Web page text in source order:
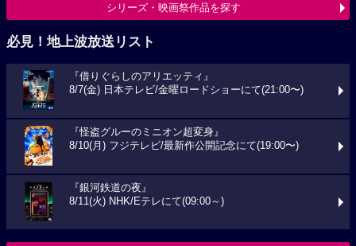
シリーズ・映画祭作品を探す
必見！地上波放送リスト
『借りぐらしのアリエッティ』
8/7(金) 日本テレビ/金曜ロードショーにて(21:00〜)
『怪盗グルーのミニオン超変身』
8/10(月) フジテレビ/最新作公開記念にて(19:00〜)
『銀河鉄道の夜』
8/11(火) NHK/Eテレにて(09:00～)